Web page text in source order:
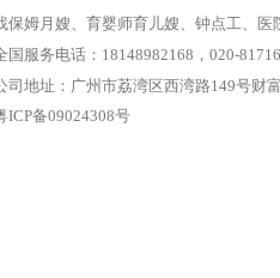
保姆月嫂、育婴师育儿嫂、钟点工、医
国服务电话：18148982168‬，020-
司地址：广州市荔湾区西湾路149号财
ICP备09024308号